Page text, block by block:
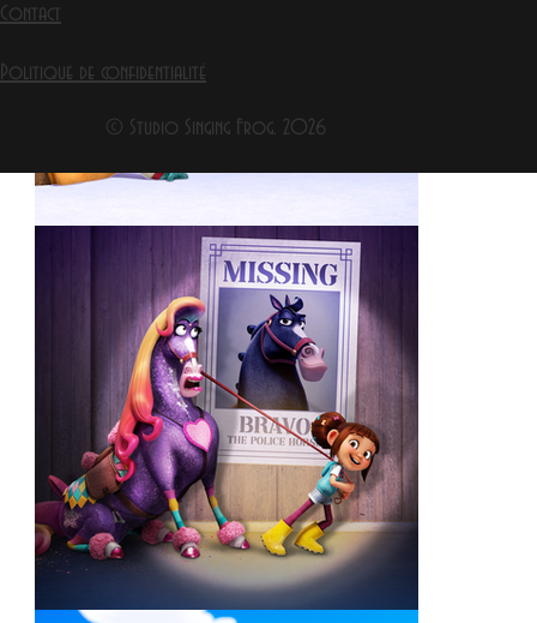
Contact
Politique de confidentialité
© Studio Singing Frog. 2026